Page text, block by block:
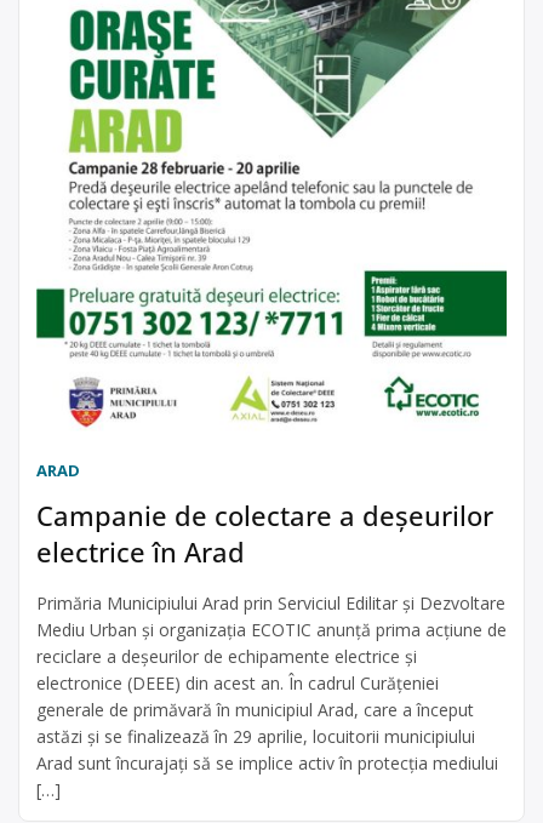
ARAD
Campanie de colectare a deșeurilor
electrice în Arad
Primăria Municipiului Arad prin Serviciul Edilitar și Dezvoltare
Mediu Urban și organizația ECOTIC anunță prima acțiune de
reciclare a deșeurilor de echipamente electrice și
electronice (DEEE) din acest an. În cadrul Curățeniei
generale de primăvară în municipiul Arad, care a început
astăzi și se finalizează în 29 aprilie, locuitorii municipiului
Arad sunt încurajați să se implice activ în protecția mediului
[…]